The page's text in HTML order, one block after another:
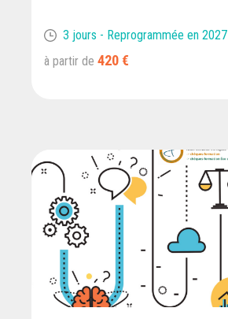
3 jours - Reprogrammée en 2027
à partir de 420 €